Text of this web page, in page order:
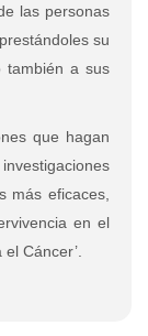
las personas
su
también a sus
que hagan
más eficaces,
en el
Cáncer’.